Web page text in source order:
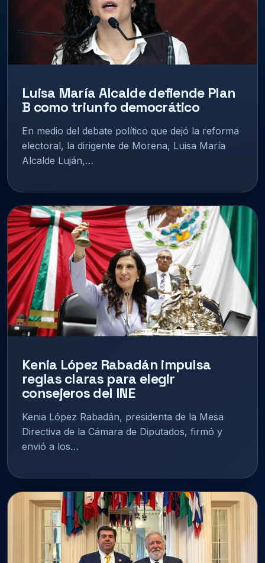
Luisa María Alcalde defiende Plan
B como triunfo democrático
En medio del debate político que dejó la reforma
electoral, la dirigente de Morena, Luisa María
Alcalde Luján,…
Kenia López Rabadán impulsa
reglas claras para elegir
consejeros del INE
Kenia López Rabadán, presidenta de la Mesa
Directiva de la Cámara de Diputados, firmó y
envió a los…